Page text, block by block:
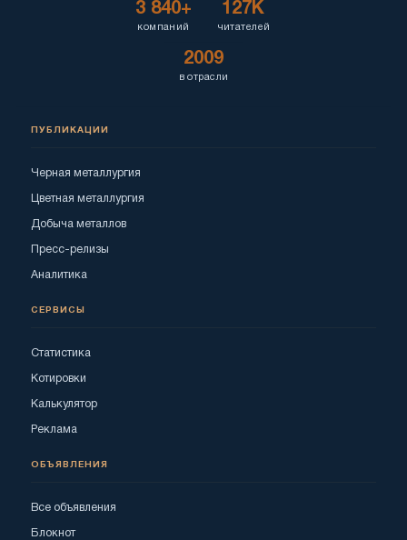
3 840+
компаний
127K
читателей
2009
в отрасли
ПУБЛИКАЦИИ
Черная металлургия
Цветная металлургия
Добыча металлов
Пресс-релизы
Аналитика
СЕРВИСЫ
Статистика
Котировки
Калькулятор
Реклама
ОБЪЯВЛЕНИЯ
Все объявления
Блокнот